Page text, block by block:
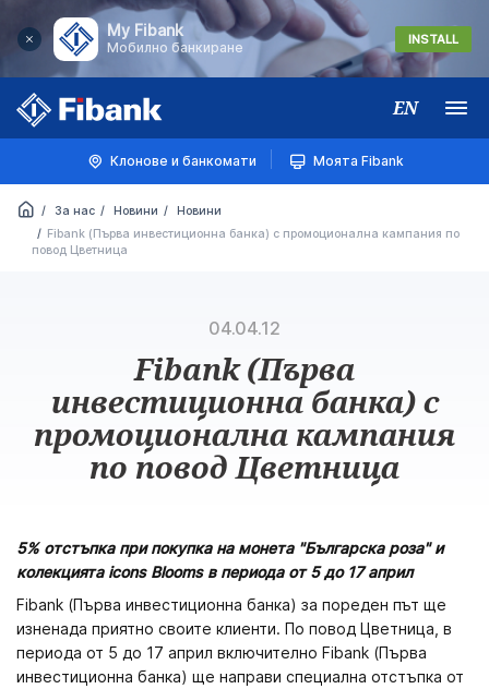
My Fibank
Мобилно банкиране
INSTALL
EN Меню
Клонове и банкомати Моята Fibank
За нас Новини
Новини
Fibank (Първа инвестиционна банка) с промоционална кампания по
повод Цветница
04.04.12
Fibank (Първа
инвестиционна банка) с
промоционална кампания
по повод Цветница
5% отстъпка при покупка на монета "Българска роза" и
колекцията icons Blooms в периода от 5 до 17 април
Fibank (Първа инвестиционна банка) за пореден път ще
изненада приятно своите клиенти. По повод Цветница, в
периода от 5 до 17 април включително Fibank (Първа
инвестиционна банка) ще направи специална отстъпка от